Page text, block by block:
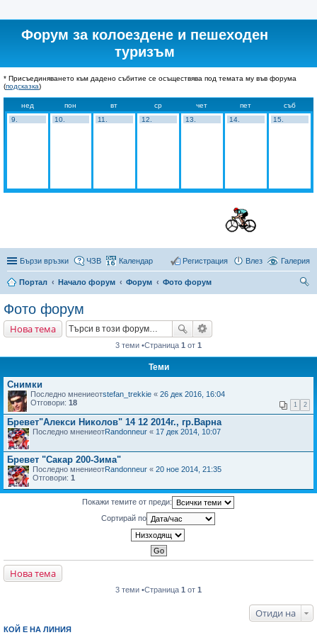
Форум за колоездене и пешеходен
туризъм
* Присъединяването към дадено събитие се осъществява под темата му във форума
(подсказка)
нед пон вт ср чет пет
съб
9.
10. 11. 12. 13. 14. 15.
Бързи връзки Галерия
ЧЗВ Календар Влез
Регистрация
Портал Начало форум Форум
Фото форум
Фото форум
Нова тема
3 теми •Страница 1 от 1
Теми
Снимки
Последно мнениеотstefan_trekkie « 26 дек 2016, 16:04
Отговори: 18 1 2
Бревет"Алекси Николов" 14 12 2014г., гр.Варна
Последно мнениеотRandonneur « 17 дек 2014, 10:07
Бревет "Сакар 200-Зима"
Последно мнениеотRandonneur « 20 ное 2014, 21:35
Отговори: 1
Покажи темите от преди:
Сортирай по
Нова тема
3 теми •Страница 1 от 1
Отиди на
КОЙ Е НА ЛИНИЯ